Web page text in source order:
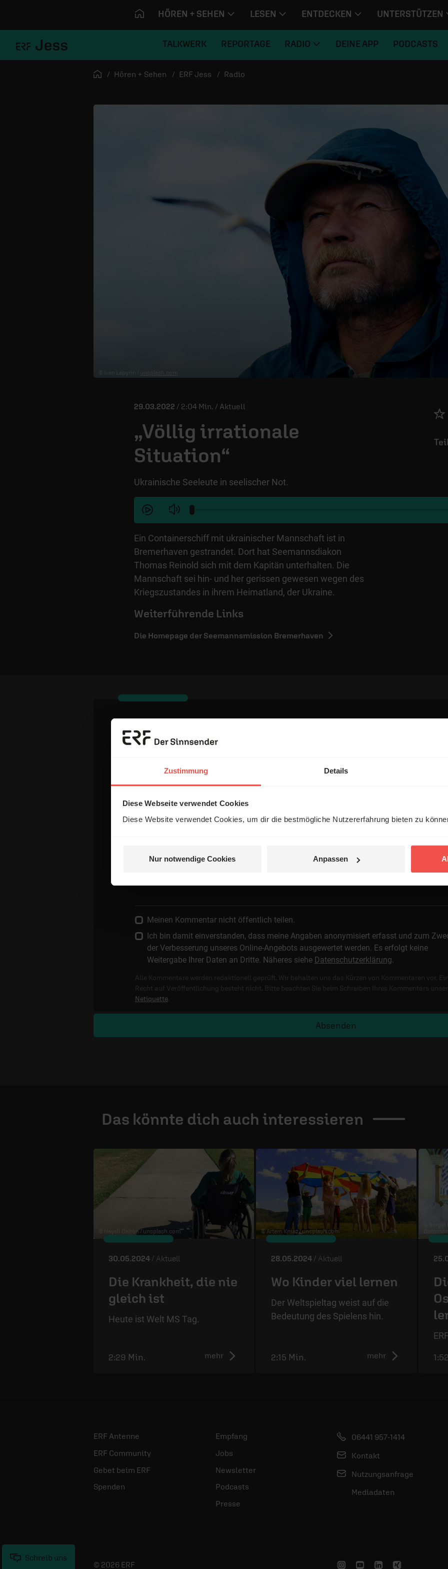
Zustimmung Details
Diese Webseite verwendet Cookies
Diese Website verwendet Cookies, um dir die bestmögliche Nutzererfahrung bieten zu
Nur notwendige Cookies Anpassen
HÖREN + SEHEN LESEN ENTDECKEN UNTERSTÜTZEN
TALKWERK REPORTAGE RADIO DEINE APP PODCASTS
Startseite
Hören + Sehen ERF Jess Radio
© Ivan Lapyrin / unsplash.com
29.03.2022 / 2:04 Min. / Aktuell
„Völlig irrationale
Situation“
Ukrainische Seeleute in seelischer Not.
Ein Containerschiff mit ukrainischer Mannschaft ist in
Bremerhaven gestrandet. Dort hat Seemannsdiakon
Thomas Reinold sich mit dem Kapitän unterhalten. Die
Mannschaft sei hin- und her gerissen gewesen wegen des
Kriegszustandes in ihrem Heimatland, der Ukraine.
Weiterführende Links
Die Homepage der Seemannsmission Bremerhaven
Dein Kommentar
Meinen Kommentar nicht öffentlich teilen.
Ich bin damit einverstanden, dass meine Angaben anonymisiert erfasst und zum
der Verbesserung unseres Online-Angebots ausgewertet werden. Es erfolgt keine
Weitergabe Ihrer Daten an Dritte. Näheres siehe Datenschutzerklärung.
Alle Kommentare werden redaktionell geprüft. Wir behalten uns das Kürzen von Kommentaren vor. Ein
Recht auf Veröffentlichung besteht nicht. Bitte beachten Sie beim Schreiben Ihres Kommentars
Netiquette.
Absenden
Das könnte dich auch interessieren
© Nayeli Dalton / unsplash.com
30.05.2024 / Aktuell
Die Krankheit, die nie
gleich ist
Heute ist Welt MS Tag.
mehr
2:29 Min.
© Artem Kniaz / unsplash.com
28.05.2024 / Aktuell
Wo Kinder viel lernen
Der Weltspieltag weist auf die
Bedeutung des Spielens hin.
mehr
2:15 Min.
©
ERF Antenne
ERF Community
Gebet beim ERF
Spenden
Empfang
Jobs
Newsletter
Podcasts
Presse
06441 957-1414
Kontakt
Nutzungsanfrage
Mediadaten
© 2026 ERF
Schreib uns